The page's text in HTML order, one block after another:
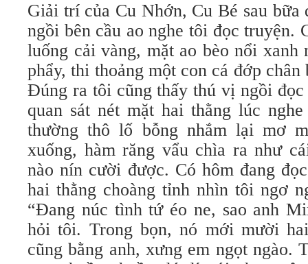
Giải trí của Cu Nhớn, Cu Bé sau bữa
ngồi bên cầu ao nghe tôi đọc truyện.
luống cải vàng, mặt ao bèo nổi xanh
phẩy, thi thoảng một con cá đớp
Đúng ra tôi cũng thấy thú vị ngồi
quan sát nét mặt hai thằng lúc
thường thô lố bỗng nhắm lại mơ
xuống, hàm răng vẩu chìa ra như
nào nín cười được. Có hôm đang
hai thằng choàng tỉnh nhìn tôi ngơ
“Đang núc tình tứ éo ne, sao anh
hỏi tôi. Trong bọn, nó mới mười
cũng bằng anh, xưng em ngọt ngào.